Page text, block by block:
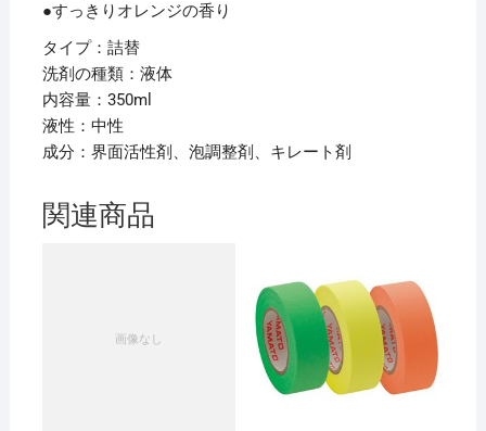
●すっきりオレンジの香り
タイプ：詰替
洗剤の種類：液体
内容量：350ml
液性：中性
成分：界面活性剤、泡調整剤、キレート剤
関連商品